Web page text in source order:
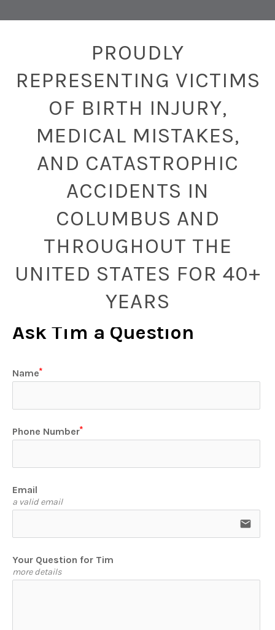
PROUDLY
REPRESENTING VICTIMS
OF BIRTH INJURY,
MEDICAL MISTAKES,
AND CATASTROPHIC
ACCIDENTS IN
COLUMBUS AND
THROUGHOUT THE
UNITED STATES FOR 40+
YEARS
Ask Tim a Question
Name
Phone Number
Email
a valid email
email
Your Question for Tim
more details